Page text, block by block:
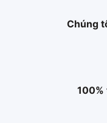
Chúng
100%